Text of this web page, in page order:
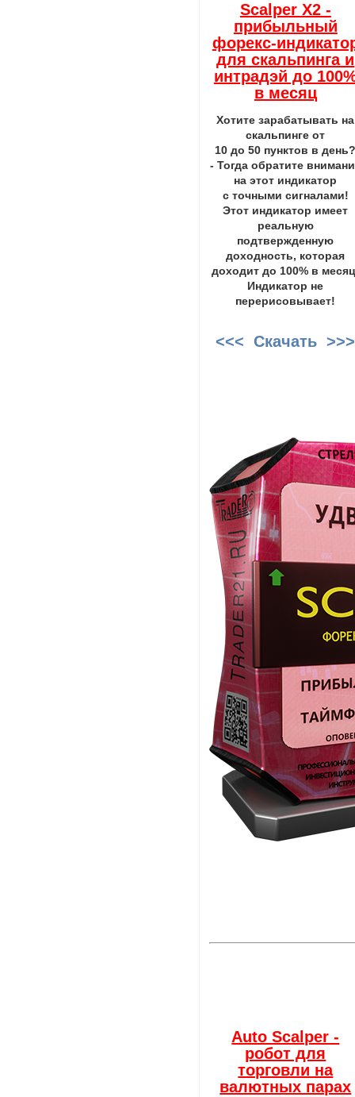
Scalper X2 -
прибыльный
форекс-
для скальпинга и
интрадэй до
в месяц
Хотите зарабатывать на
скальпинге от
10 до 50 пунктов в
- Тогда обратите
на этот индикатор
с точными сигналами!
Этот индикатор имеет
реальную
подтвержденную
доходность, которая
доходит до 100% в
Индикатор не
перерисовывает!
<<< Скачать >>>
Auto Scalper -
робот для
торговли на
валютных парах